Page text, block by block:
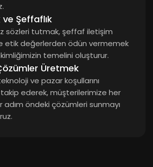
Şeffaflık
sözleri tutmak, şeffaf iletişim
etik değerlerden ödün vermemek
temelini oluşturur.
Üretmek
ve pazar koşullarını
takip ederek, müşterilerimize her
adım öndeki çözümleri sunmayı